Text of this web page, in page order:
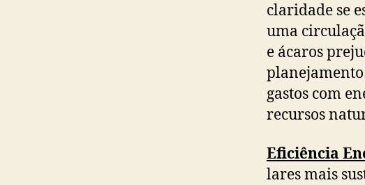
claridade se
uma
e ácaros
gastos com
recursos
Eficiência
lares mais